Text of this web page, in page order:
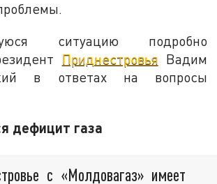
ситуацию подробно
Приднестровья Вадим
в ответах на вопросы
дефицит газа
с «Молдовагаз» имеет